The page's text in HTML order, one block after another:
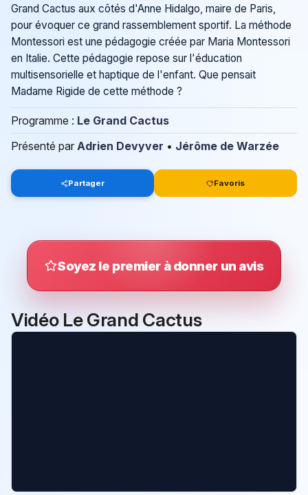
Grand Cactus aux côtés d'Anne Hidalgo, maire de Paris,
pour évoquer ce grand rassemblement sportif. La méthode
Montessori est une pédagogie créée par Maria Montessori
en Italie. Cette pédagogie repose sur l'éducation
multisensorielle et haptique de l'enfant. Que pensait
Madame Rigide de cette méthode ?
Programme : Le Grand Cactus
Présenté par Adrien Devyver • Jérôme de Warzée
Partager Favoris
Soyez le premier à donner un avis
Vidéo Le Grand Cactus